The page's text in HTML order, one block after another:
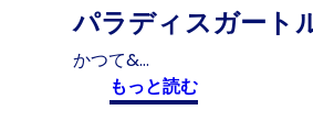
パラディスガート
かつて&…
もっと読む:
パ